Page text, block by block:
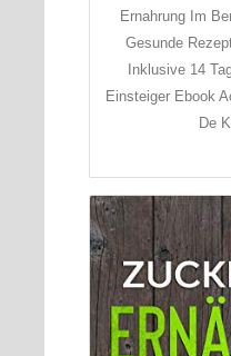
Ernahrung Im
Gesunde
Inklusive 14
Einsteiger Ebook
De